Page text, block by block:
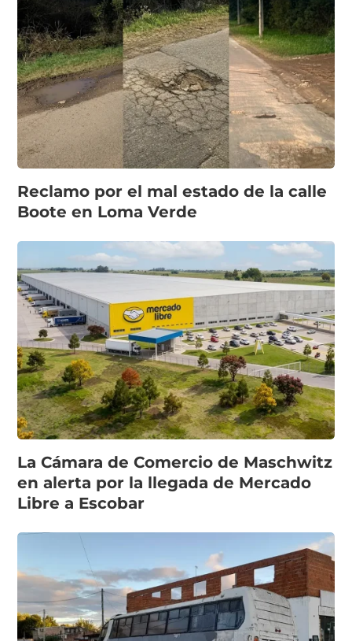
Reclamo por el mal estado de la calle
Boote en Loma Verde
La Cámara de Comercio de Maschwitz
en alerta por la llegada de Mercado
Libre a Escobar